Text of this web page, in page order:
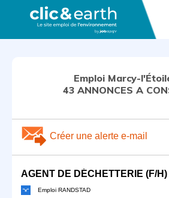
Emploi Marcy-
43 ANNONCES A
Créer une alerte e-mail
AGENT DE DÉCHETTERIE (F/H)
Emploi RANDSTAD